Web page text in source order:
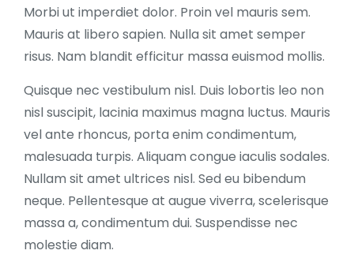
Morbi ut imperdiet dolor. Proin vel mauris sem.
Mauris at libero sapien. Nulla sit amet semper
risus. Nam blandit efficitur massa euismod mollis.
Quisque nec vestibulum nisl. Duis lobortis leo non
nisl suscipit, lacinia maximus magna luctus. Mauris
vel ante rhoncus, porta enim condimentum,
malesuada turpis. Aliquam congue iaculis sodales.
Nullam sit amet ultrices nisl. Sed eu bibendum
neque. Pellentesque at augue viverra, scelerisque
massa a, condimentum dui. Suspendisse nec
molestie diam.